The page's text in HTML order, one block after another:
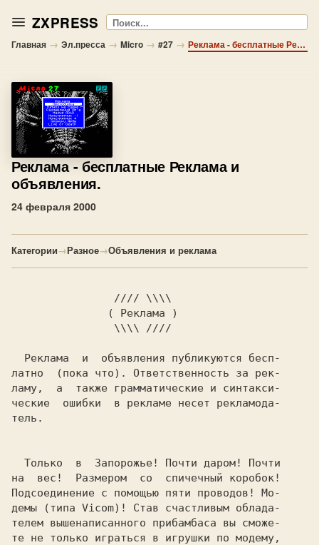
ZXPRESS Поиск
Главная → Эл.пресса → Micro → #27 → Реклама - бесплатные Реклама и объявления.
Реклама- бесплатные Реклама и
объявления.
24 февраля 2000
Категории→Разное→Объявления и реклама
латно  (пока что). Ответственность за рек-
ламу,  а  также грамматические и синтакси-
ческие  ошибки  в рекламе несет рекламода-
тель.
на  вес!  Размером  со  спичечный коробок!
Подсоединение с помощью пяти проводов! Мо-
демы (типа Vicom)! Став счастливым облада-
телем вышенаписанного прибамбаса вы сможе-
те не только играться в игрушки по модему,